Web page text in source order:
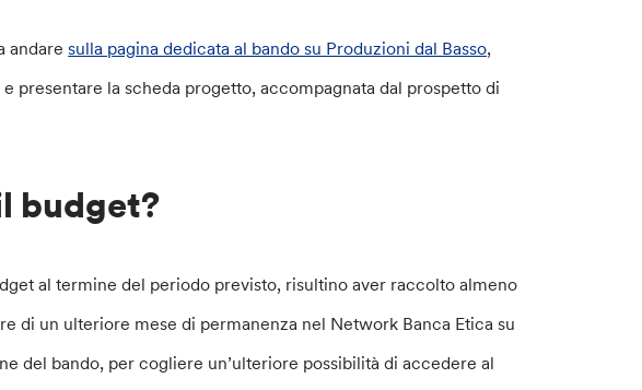
andaresulla pagina dedicata al bando su Produzioni dal Basso,
la scheda progetto, accompagnata dal prospetto di
budget?
al termine del periodo previsto, risultino aver raccolto almeno
di un ulteriore mese di permanenza nel Network Banca Etica su
del bando, per cogliere un’ulteriore possibilità di accedere al